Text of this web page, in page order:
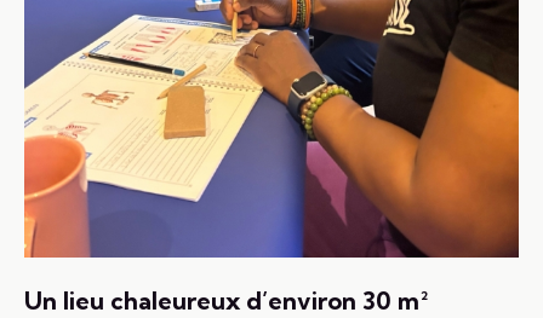
Un lieu chaleureux d’environ 30 m²